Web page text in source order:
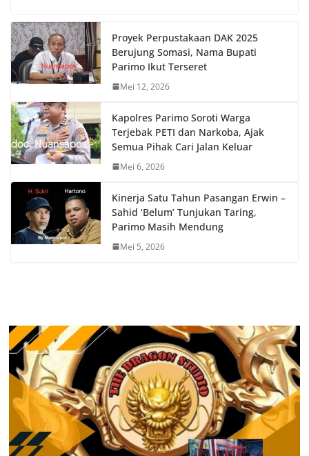
Proyek Perpustakaan DAK 2025
Berujung Somasi, Nama Bupati
Parimo Ikut Terseret
Mei 12, 2026
Kapolres Parimo Soroti Warga
Terjebak PETI dan Narkoba, Ajak
Semua Pihak Cari Jalan Keluar
Mei 6, 2026
Kinerja Satu Tahun Pasangan Erwin –
Sahid ‘Belum’ Tunjukan Taring,
Parimo Masih Mendung
Mei 5, 2026